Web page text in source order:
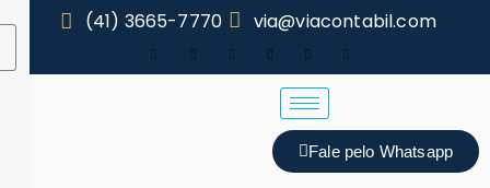
(41) 3665-7770 via@viacontabil.com
Fale pelo Whatsapp